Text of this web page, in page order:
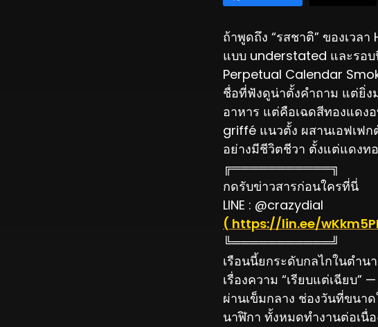
ถ้าพูดถึง “รสชาติ” ของเวล
แบบ understated และรอ
Perpetual Calendar
ชื่อที่ฟังดูน่าตั้งคำถาม แต่ยิ่ง
อาหาร แต่คือเฉดสีทองแดง
griffé แนวตั้ง ผสานเอฟเฟ
อย่างมีชีวิตชีวา ตั้งแต่แดงท
╔═══════════╗
กดรับข่าวสารก่อนใครที่นี่
LINE : @crazydial
( https://lin.ee/
╚═══════════╝
เรือนนี้ยกระดับกลไกในตำ
เรื่องความ “เรียบแต่เฉียบ”
ผ่านเข็มกลาง ช่องวันที่ขนา
นาฬิกา ทั้งหมดทำงานต่อเนื่